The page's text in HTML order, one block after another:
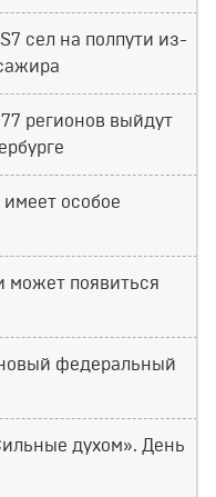
сел на полпути из-
регионов выйдут
имеет особое
может появиться
федеральный
духом». День